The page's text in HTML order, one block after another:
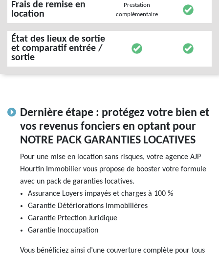
Frais de remise en
location
Prestation
complémentaire
État des lieux de sortie
et comparatif entrée /
sortie
Dernière étape : protégez votre bien et
vos revenus fonciers en optant pour
NOTRE PACK GARANTIES LOCATIVES
Pour une mise en location sans risques, votre agence AJP
Hourtin Immobilier vous propose de booster votre formule
avec un pack de garanties locatives.
Assurance Loyers impayés et charges à 100 %
Garantie Détériorations Immobilières
Garantie Prtection Juridique
Garantie Inoccupation
Vous bénéficiez ainsi d’une couverture complète pour tous